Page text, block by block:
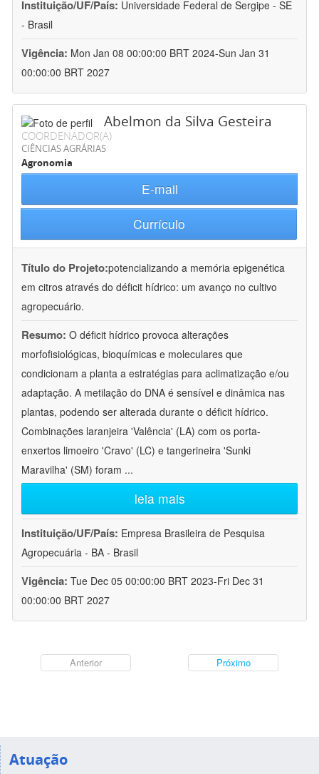
Instituição/UF/País: Universidade Federal de Sergipe - SE
- Brasil
Vigência: Mon Jan 08 00:00:00 BRT 2024-Sun Jan 31
00:00:00 BRT 2027
Abelmon da Silva Gesteira
COORDENADOR(A)
CIÊNCIAS AGRÁRIAS
Agronomia
E-mail
Currículo
Título do Projeto:potencializando a memória epigenética
em citros através do déficit hídrico: um avanço no cultivo
agropecuário.
Resumo: O déficit hídrico provoca alterações
morfofisiológicas, bioquímicas e moleculares que
condicionam a planta a estratégias para aclimatização e/ou
adaptação. A metilação do DNA é sensível e dinâmica nas
plantas, podendo ser alterada durante o déficit hídrico.
Combinações laranjeira 'Valência' (LA) com os porta-
enxertos limoeiro 'Cravo' (LC) e tangerineira 'Sunki
Maravilha' (SM) foram ...
leia mais
Instituição/UF/País: Empresa Brasileira de Pesquisa
Agropecuária - BA - Brasil
Vigência: Tue Dec 05 00:00:00 BRT 2023-Fri Dec 31
00:00:00 BRT 2027
Anterior Próximo
Atuação